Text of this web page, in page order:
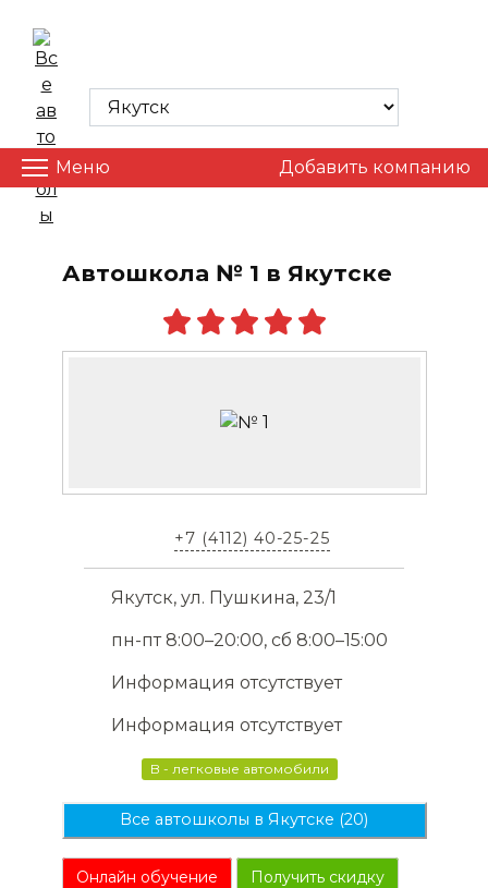
content
Меню Добавить компанию
Автошкола № 1 в Якутске
+7 (4112) 40-25-25
Якутск, ул. Пушкина, 23/1
пн-пт 8:00–20:00, сб 8:00–15:00
Информация отсутствует
Информация отсутствует
B - легковые автомобили
Все автошколы в Якутске (20)
Онлайн обучение Получить скидку